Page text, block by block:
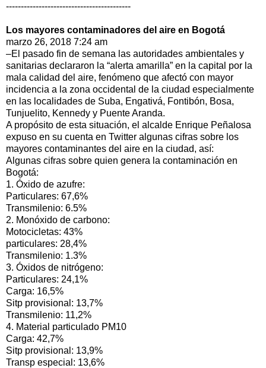
------------------------------------------
Los mayores contaminadores del aire en Bogotá
marzo 26, 2018 7:24 am
–El pasado fin de semana las autoridades ambientales y
sanitarias declararon la “alerta amarilla” en la capital por la
mala calidad del aire, fenómeno que afectó con mayor
incidencia a la zona occidental de la ciudad especialmente
en las localidades de Suba, Engativá, Fontibón, Bosa,
Tunjuelito, Kennedy y Puente Aranda.
A propósito de esta situación, el alcalde Enrique Peñalosa
expuso en su cuenta en Twitter algunas cifras sobre los
mayores contaminantes del aire en la ciudad, así:
Algunas cifras sobre quien genera la contaminación en
Bogotá:
1. Óxido de azufre:
Particulares: 67,6%
Transmilenio: 6.5%
2. Monóxido de carbono:
Motocicletas: 43%
particulares: 28,4%
Transmilenio: 1.3%
3. Óxidos de nitrógeno:
Particulares: 24,1%
Carga: 16,5%
Sitp provisional: 13,7%
Transmilenio: 11,2%
4. Material particulado PM10
Carga: 42,7%
Sitp provisional: 13,9%
Transp especial: 13,6%